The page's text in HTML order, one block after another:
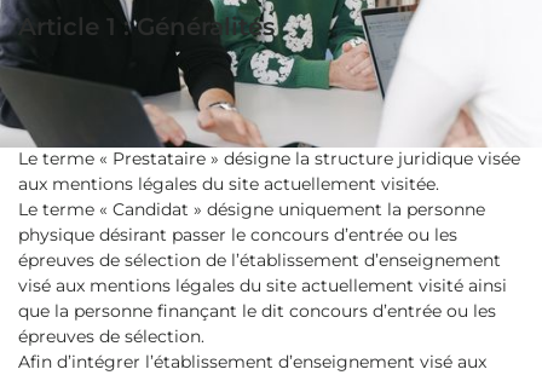
Article 1 : Généralités
Les présentes conditions générales de vente ont pour objet
de préciser l’organisation des relations contractuelles entre
le Prestataire et le Candidat.
Le terme « Prestataire » désigne la structure juridique visée
aux mentions légales du site actuellement visitée.
Le terme « Candidat » désigne uniquement la personne
physique désirant passer le concours d’entrée ou les
épreuves de sélection de l’établissement d’enseignement
visé aux mentions légales du site actuellement visité ainsi
que la personne finançant le dit concours d’entrée ou les
épreuves de sélection.
Afin d’intégrer l’établissement d’enseignement visé aux